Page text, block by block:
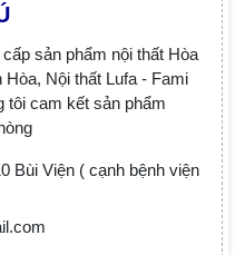
sản phẩm nội thất Hòa
Hòa, Nội thất Lufa - Fami
tôi cam kết sản phẩm
Bùi Viện ( cạnh bệnh viện